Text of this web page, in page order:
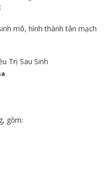
mô, hình thành tân mạch
gồm: